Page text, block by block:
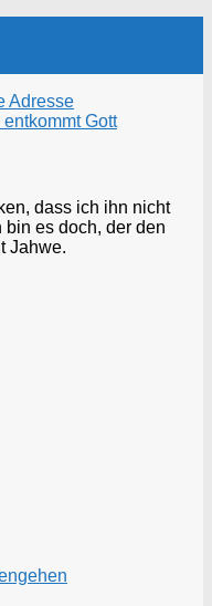
Adresse
Gott
dass ich ihn nicht
bin es doch, der den
Jahwe.